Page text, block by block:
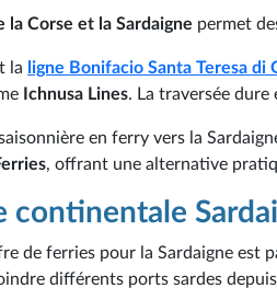
la Corse et la Sardaigne permet
la ligne Bonifacio Santa Teresa di
Ichnusa Lines. La traversée
en ferry vers la
, offrant une alternative
continentale
de ferries pour la Sardaigne
différents ports sardes